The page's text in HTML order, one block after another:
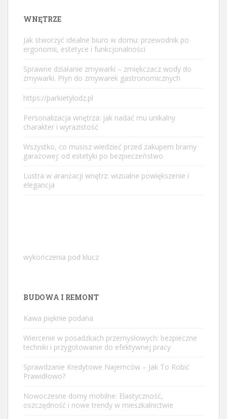
WNĘTRZE
Jak stworzyć idealne biuro w domu: przewodnik po
ergonomii, estetyce i funkcjonalności
Sprawne działanie zmywarki – zmiękczacz wody do
zmywarki. Płyn do zmywarek gastronomicznych
https://parkietylodz.pl
Personalizacja wnętrza: jak nadać mu unikalny
charakter i wyrazistość
Wszystko, co musisz wiedzieć przed zakupem bramy
garażowej: od estetyki po bezpieczeństwo
Lustra w aranżacji wnętrz: wizualne powiększenie i
elegancja
wykończenia pod klucz
BUDOWA I REMONT
Kawa pięknie podana
Wiercenie w posadzkach przemysłowych: bezpieczne
techniki i przygotowanie do efektywnej pracy
Sprawdzanie Kredytowe Najemców – Jak To Robić
Prawidłowo?
Nowoczesne domy mobilne: Elastyczność,
oszczędność i nowe trendy w mieszkalnictwie